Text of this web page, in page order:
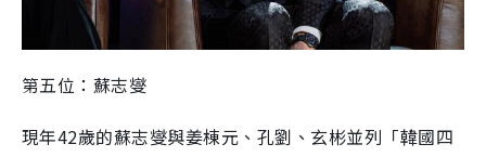
第五位：蘇志燮
現年42歲的蘇志燮與姜棟元、孔劉、玄彬並列「韓國四